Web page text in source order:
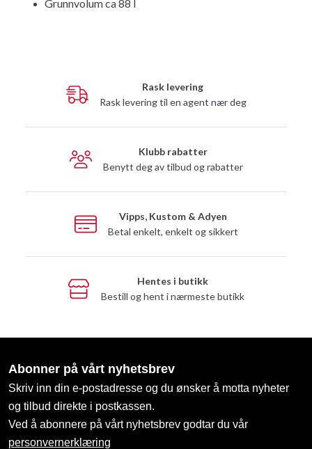
Grunnvolum ca 88 l
Rask levering
Rask levering til en agent nær deg
Klubb rabatter
Benytt deg av tilbud og rabatter
Vipps, Kustom & Adyen
Betal enkelt, enkelt og sikkert
Hentes i butikk
Bestill og hent i nærmeste butikk
Abonner på vårt nyhetsbrev
Skriv inn din e-postadresse og du ønsker å motta nyheter
og tilbud direkte i postkassen.
Ved å abonnere på vårt nyhetsbrev godtar du vår
personvernerklæring